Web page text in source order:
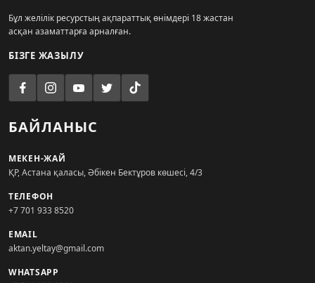
Бұл желілік ресурстың ақпараттық өнімдері 18 жастан
асқан азаматтарға арналған.
БІЗГЕ ЖАЗЫЛУ
БАЙЛАНЫС
МЕКЕН-ЖАЙ
ҚР, Астана қаласы, Әбікен Бектұров көшесі, 4/3
ТЕЛЕФОН
+7 701 933 8520
EMAIL
aktan.yeltay@gmail.com
WHATSAPP